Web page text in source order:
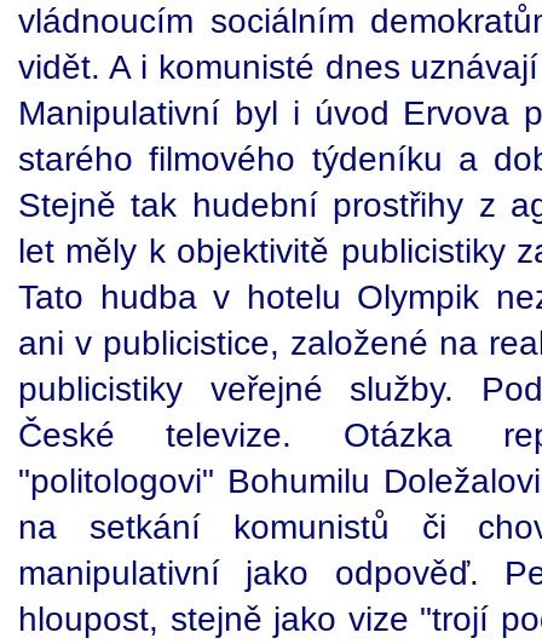
vládnoucím sociálním
vidět. A i komunisté dnes
Manipulativní byl i úvod Ervova
starého filmového týdeníku a
Stejně tak hudební prostřihy z
let měly k objektivitě publicistiky
Tato hudba v hotelu Olympik
ani v publicistice, založené na
publicistiky veřejné služby.
České televize. Otázka
"politologovi" Bohumilu
na setkání komunistů či
manipulativní jako odpověď.
hloupost, stejně jako vize "trojí